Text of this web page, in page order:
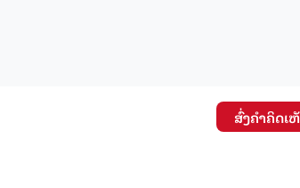
ສົ່ງຄໍາຄິດເ